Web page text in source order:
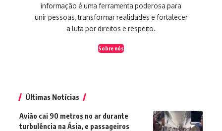
informação é uma ferramenta poderosa para
unir pessoas, transformar realidades e fortalecer
a luta por direitos e respeito.
Sobre nós
Últimas Notícias
Avião cai 90 metros no ar durante
turbulência na Ásia, e passageiros